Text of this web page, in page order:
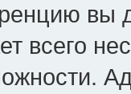
вы
всего